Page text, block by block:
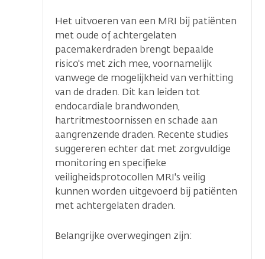
Het uitvoeren van een MRI bij patiënten
met oude of achtergelaten
pacemakerdraden brengt bepaalde
risico's met zich mee, voornamelijk
vanwege de mogelijkheid van verhitting
van de draden. Dit kan leiden tot
endocardiale brandwonden,
hartritmestoornissen en schade aan
aangrenzende draden. Recente studies
suggereren echter dat met zorgvuldige
monitoring en specifieke
veiligheidsprotocollen MRI's veilig
kunnen worden uitgevoerd bij patiënten
met achtergelaten draden.
Belangrijke overwegingen zijn: